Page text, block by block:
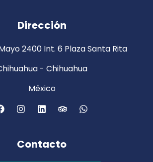
Dirección
2400 Int. 6 Plaza Santa Rita
- Chihuahua
México
Contacto